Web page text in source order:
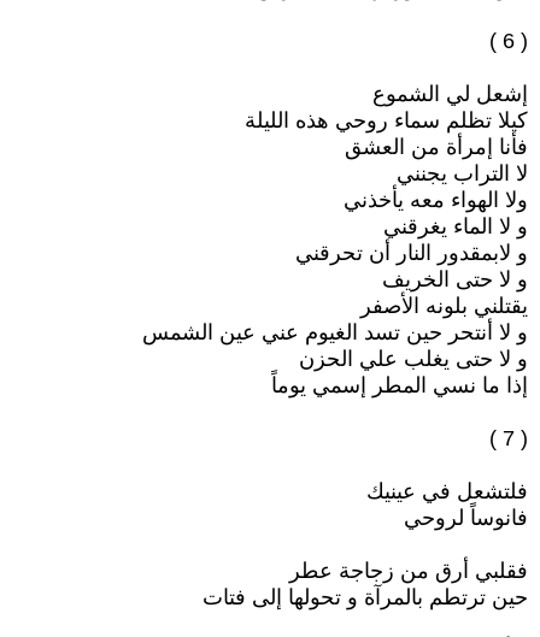
( 6 )
إشعل لي الشموع
كيلا تظلم سماء روحي هذه الليلة
فأنا إمرأة من العشق
لا التراب يجنني
ولا الهواء معه يأخذني
و لا الماء يغرقني
و لابمقدور النار أن تحرقني
و لا حتى الخريف
يقتلني بلونه الأصفر
و لا أنتحر حين تسد الغيوم عني عين الشمس
و لا حتى يغلب علي الحزن
إذا ما نسي المطر إسمي يوماً
( 7 )
فلتشعل في عينيك
فانوساً لروحي
فقلبي أرق من زجاجة عطر
حين ترتطم بالمرآة و تحولها إلى فتات